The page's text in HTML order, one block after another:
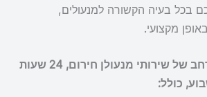
בכל בעיה הקשורה למנעולים,
מקצועי.
אנו מציעים מגוון רחב של שירותי מנעולן חירום, 24 שעות